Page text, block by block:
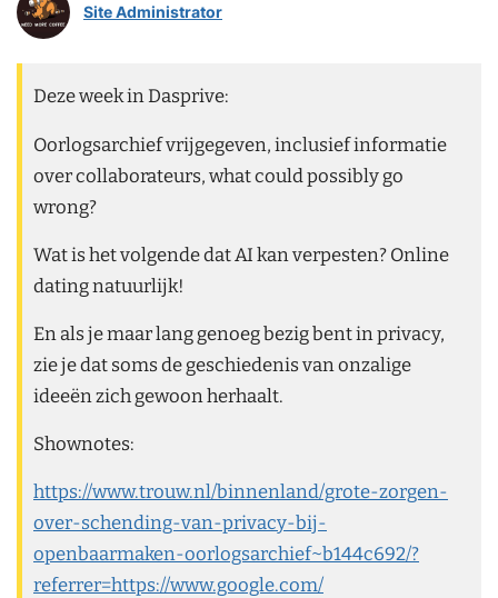
Site Administrator
Deze week in Dasprive:
Oorlogsarchief vrijgegeven, inclusief informatie
over collaborateurs, what could possibly go
wrong?
Wat is het volgende dat AI kan verpesten? Online
dating natuurlijk!
En als je maar lang genoeg bezig bent in privacy,
zie je dat soms de geschiedenis van onzalige
ideeën zich gewoon herhaalt.
Shownotes:
https://www.trouw.nl/binnenland/grote-zorgen-
over-schending-van-privacy-bij-
openbaarmaken-oorlogsarchief~b144c692/?
referrer=https://www.google.com/